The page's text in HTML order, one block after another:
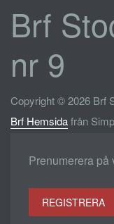
Brf
nr 9
Copyright © 2026 Brf
Brf Hemsidafrån
Prenumerera på
REGISTRERA